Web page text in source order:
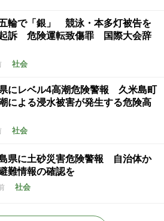
輪で「銀」 競泳・本多灯被告を
訴 危険運転致傷罪 国際大会辞
社会
にレベル4高潮危険警報 久米島町
による浸水被害が発生する危険高
社会
県に土砂災害危険警報 自治体か
難情報の確認を
社会